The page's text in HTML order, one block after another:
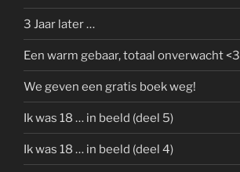
3 Jaar later …
Een warm gebaar, totaal onverwacht <3
We geven een gratis boek weg!
Ik was 18 … in beeld (deel 5)
Ik was 18 … in beeld (deel 4)